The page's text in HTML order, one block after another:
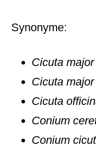
Synonyme:
Cicuta major
Cicuta major
Cicuta
Conium
Conium